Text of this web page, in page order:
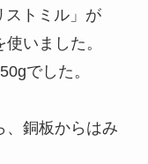
ストミル」が
いました。
でした。
、銅板からはみ